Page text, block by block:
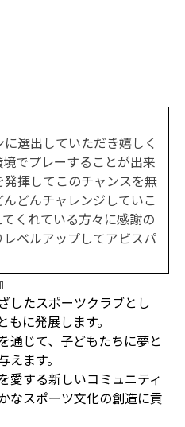
選出していただき嬉しく
でプレーすることが出来
揮してこのチャンスを無
どんチャレンジしていこ
くれている方々に感謝の
ベルアップしてアビスパ
したスポーツクラブとし
に発展します。
通じて、子どもたちに夢と
ます。
愛する新しいコミュニティ
なスポーツ文化の創造に貢